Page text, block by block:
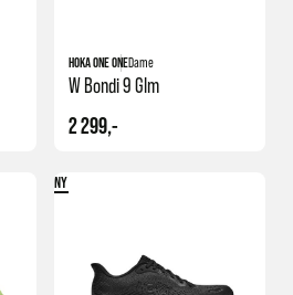
HOKA ONE ONEDame
W Bondi 9 Glm
2 299,-
NY